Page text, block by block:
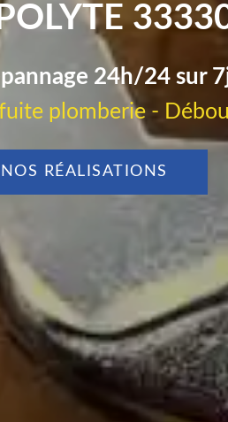
24h/24 sur
plomberie -
NOS RÉALISATIONS